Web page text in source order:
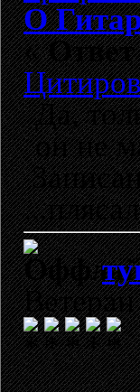
О
«
Да,
он не
Ветеран